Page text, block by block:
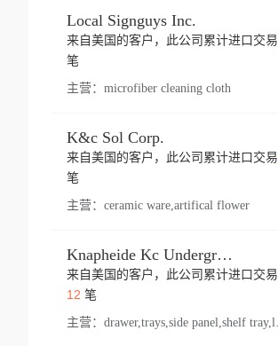
Local Signguys Inc.
来自美国的客户，此公司累计进口交易
笔
主营： microfiber cleaning cloth
K&c Sol Corp.
来自美国的客户，此公司累计进口交易
笔
主营： ceramic ware,artifical flower
Knapheide Kc Underground
来自美国的客户，此公司累计进口交易
12 笔
主营：